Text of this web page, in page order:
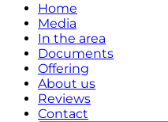
Home
Media
In the area
Documents
Offering
About us
Reviews
Contact